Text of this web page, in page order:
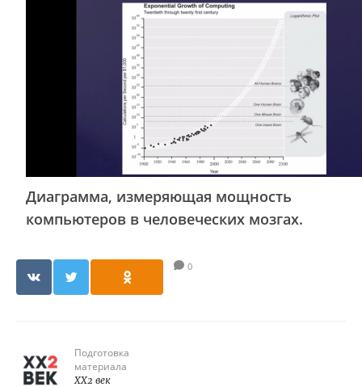
Диаграмма, измеряющая мощность
компьютеров в человеческих мозгах.
0
Подготовка
материала
XX2 век